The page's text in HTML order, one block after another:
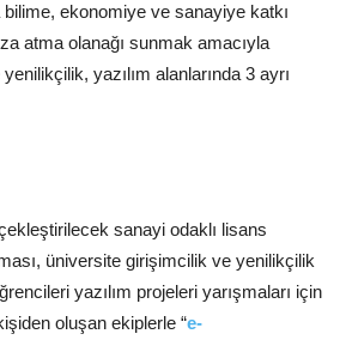
bilime, ekonomiye ve sanayiye katkı
atma olanağı sunmak amacıyla
yazılım alanlarında 3 ayrı
sanayi odaklı lisans
üniversite girişimcilik ve yenilikçilik
yazılım projeleri yarışmaları için
oluşan ekiplerle “e-